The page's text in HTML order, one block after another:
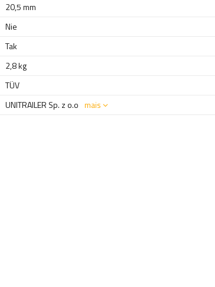
20,5 mm
Nie
Tak
2,8 kg
TÜV
UNITRAILER Sp. z o.o mais